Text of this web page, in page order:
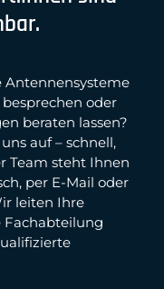
Antennensysteme
oder
beraten lassen?
auf – schnell,
Team steht Ihnen
per E-Mail oder
leiten Ihre
Fachabteilung